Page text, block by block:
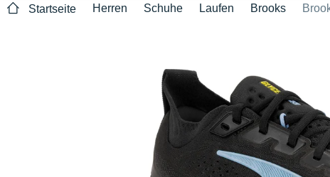
Startseite Herren Schuhe Laufen Brooks